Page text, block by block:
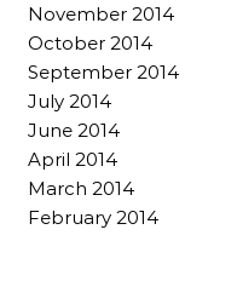
November 2014
October 2014
September 2014
July 2014
June 2014
April 2014
March 2014
February 2014